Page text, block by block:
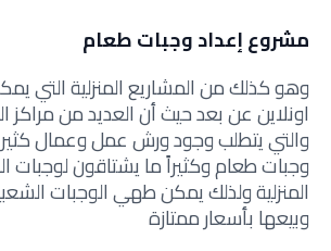
مشروع إعداد وجبات طعام
وهو كذلك من المشاريع المنزلية التي
اونلاين عن بعد حيث أن العديد من مراكز
والتي يتطلب وجود ورش عمل وعمال
وجبات طعام وكثيراً ما يشتاقون لوجبات
المنزلية ولذلك يمكن طهي الوجبات
وبيعها بأسعار ممتازة